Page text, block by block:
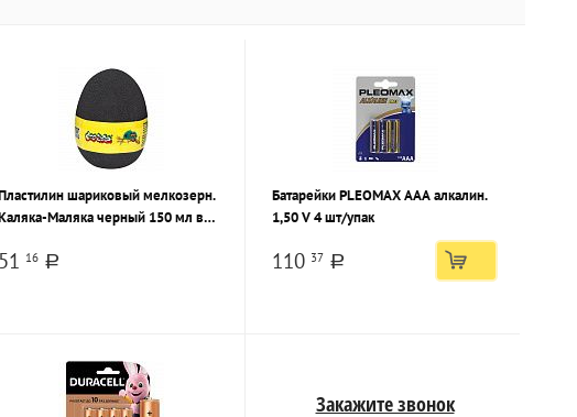
шариковый мелкозерн.
Маляка черный 150 мл в
51 16 a
Батарейки PLEOMAX AAA алкалин.
1,50 V 4 шт/упак
110 37 a
Закажите звонок